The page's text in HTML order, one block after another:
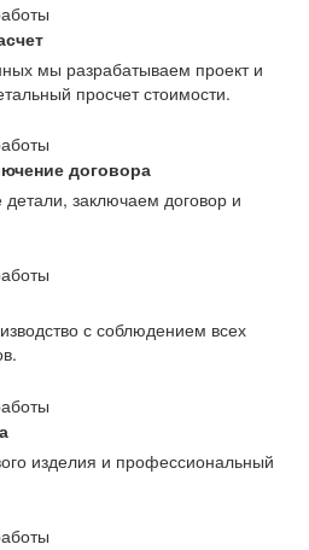
мы разрабатываем проект и
просчет стоимости.
договора
заключаем договор и
с соблюдением всех
изделия и профессиональный